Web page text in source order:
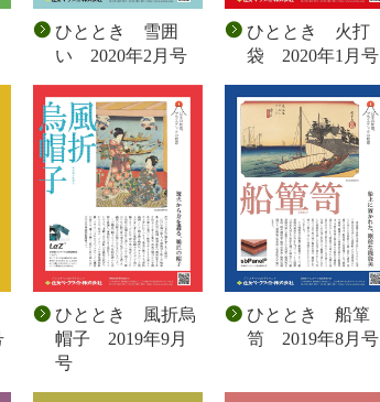
ひととき 雪囲
い 2020年2月号
ひととき 火打
袋 2020年1月号
ひととき 風折烏
帽子 2019年9月
号
ひととき 船箪
笥 2019年8月号